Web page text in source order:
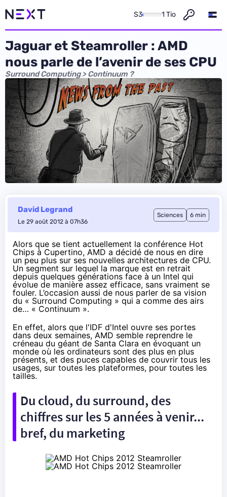
S3 1 Tio
Jaguar et Steamroller : AMD
nous parle de l’avenir de ses CPU
Surround Computing > Continuum ?
David Legrand
Le 29 août 2012 à 07h36
Sciences 6 min
Alors que se tient actuellement la conférence Hot
Chips à Cupertino, AMD a décidé de nous en dire
un peu plus sur ses nouvelles architectures de CPU.
Un segment sur lequel la marque est en retrait
depuis quelques générations face à un Intel qui
évolue de manière assez efficace, sans vraiment se
fouler. L’occasion aussi de nous parler de sa vision
du « Surround Computing » qui a comme des airs
de… « Continuum ».
En effet, alors que l'IDF d'Intel ouvre ses portes
dans deux semaines, AMD semble reprendre le
créneau du géant de Santa Clara en évoquant un
monde où les ordinateurs sont des plus en plus
présents, et des puces capables de couvrir tous les
usages, sur toutes les plateformes, pour toutes les
tailles.
Du cloud, du surround, des
chiffres sur les 5 années à venir...
bref, du marketing